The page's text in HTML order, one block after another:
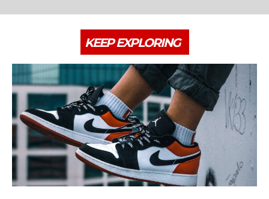
KEEP EXPLORING